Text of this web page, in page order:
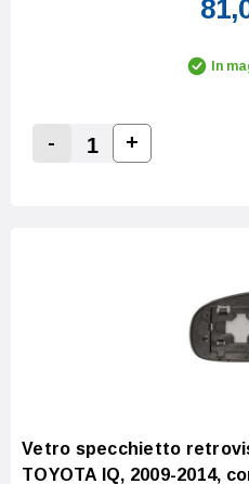
In
-
Increase
+
Vetro specchietto
TOYOTA IQ, 2009-2014,